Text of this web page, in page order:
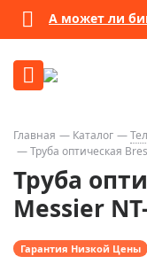
А может ли
Главная Каталог
Труба оптическая
Труба
Messier
Гарантия Низкой Цены